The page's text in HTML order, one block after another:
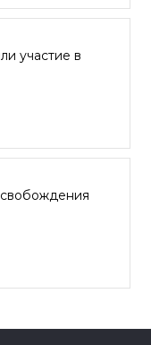
участие в